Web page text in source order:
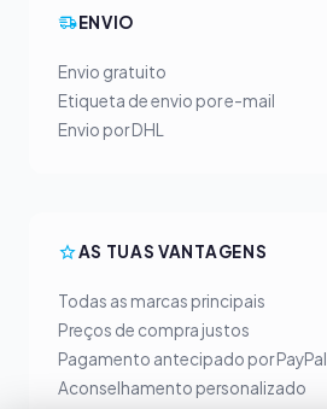
ENVIO
Envio gratuito
Etiqueta de envio por e-mail
Envio por DHL
AS TUAS VANTAGENS
Todas as marcas principais
Preços de compra justos
Pagamento antecipado por PayPal
Aconselhamento personalizado